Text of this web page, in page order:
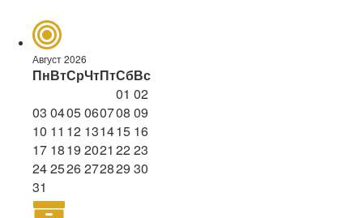
Август 2026
ПнВтСрЧтПтСбВс
01 02
03 0405060708 09
10 11 12 131415 16
17 1819 2021 2223
242526272829 30
31